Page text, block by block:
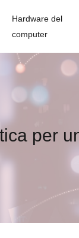
Hardware del
computer
per